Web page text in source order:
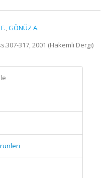
,GÖNÜZ A.
317, 2001 (Hakemli Dergi)